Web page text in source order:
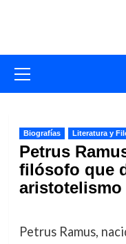
primario
Biografías Literatura y
Petrus
filósofo que
aristotelismo
Petrus Ramus,